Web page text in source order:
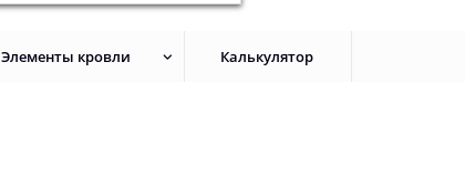
Элементы кровли Калькулятор